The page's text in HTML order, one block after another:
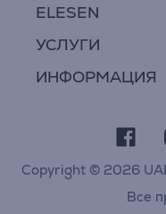
ELESEN
УСЛУГИ
ИНФОРМАЦИЯ
Copyright © 2026
Все